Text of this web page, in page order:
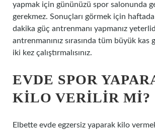
yapmak için gününüzü spor salonunda
gerekmez. Sonuçları görmek için
dakika güç antrenmanı yapmanız
antrenmanınız sırasında tüm büyük kas
iki kez çalıştırmalısınız.
EVDE SPOR
KILO VERILIR MI?
Elbette evde egzersiz yaparak kilo